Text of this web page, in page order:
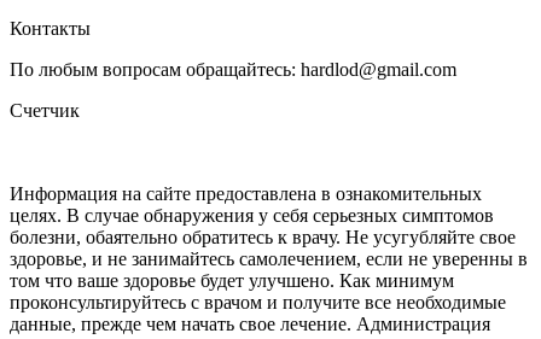
Контакты
По любым вопросам обращайтесь: hardlod@gmail.com
Счетчик
Информация на сайте предоставлена в ознакомительных
целях. В случае обнаружения у себя серьезных симптомов
болезни, обаятельно обратитесь к врачу. Не усугубляйте свое
здоровье, и не занимайтесь самолечением, если не уверенны в
том что ваше здоровье будет улучшено. Как минимум
проконсультируйтесь с врачом и получите все необходимые
данные, прежде чем начать свое лечение. Администрация